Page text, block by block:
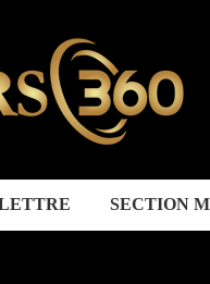
SECTION